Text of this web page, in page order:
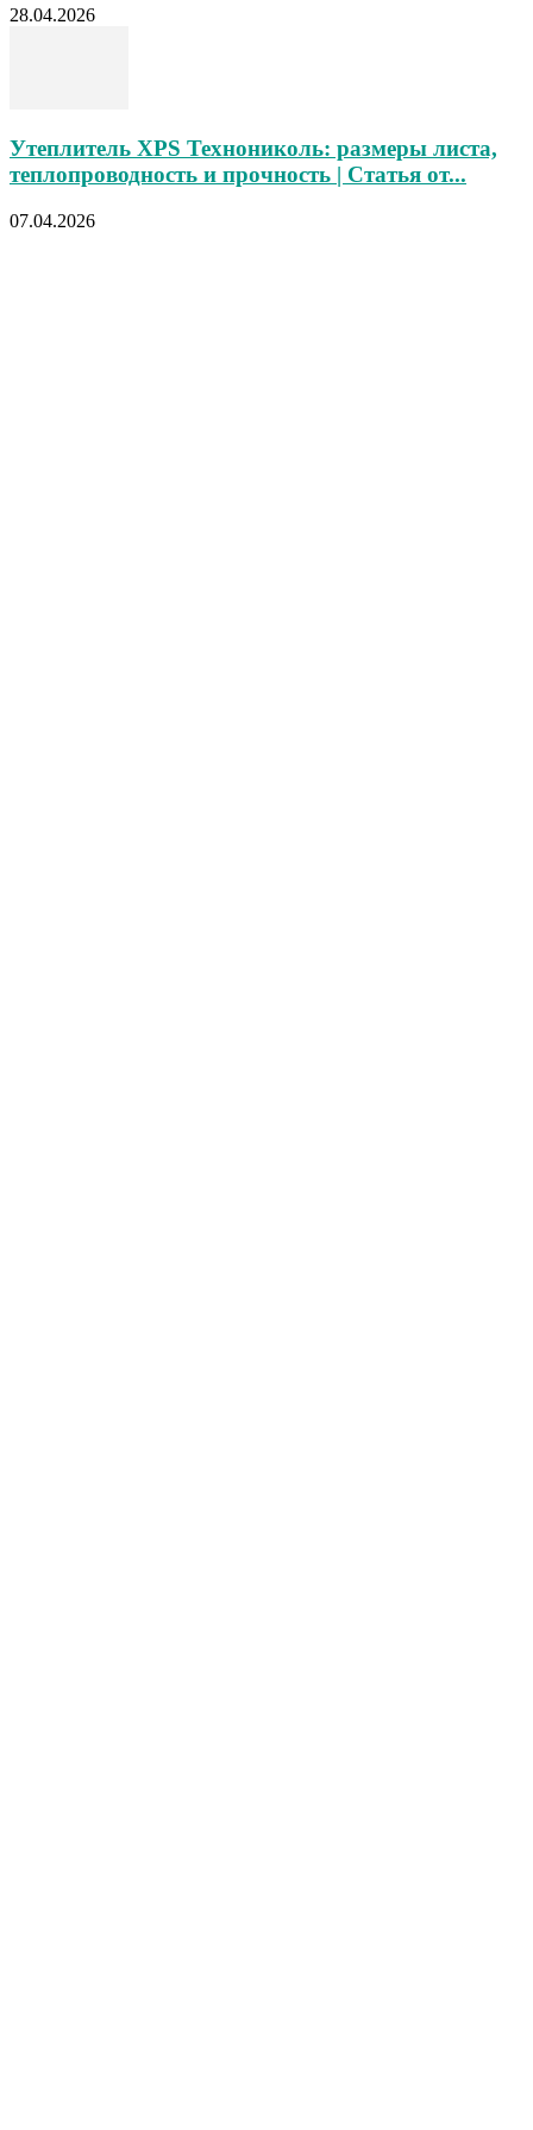
28.04.2026
Утеплитель XPS Технониколь: размеры листа,
теплопроводность и прочность | Статья от...
07.04.2026